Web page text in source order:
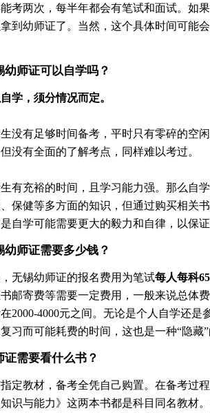
考两次，每半年都会有笔试和面试。如
到幼师证了。当然，这个具体时间可能
幼师证可以自学吗？
学，须分情况而定。
没有足够时间备考，平时只有零碎的空
没有全面的了解考点，同样难以考过。
有充裕的时间，且学习能力强。那么自
保健等多方面的知识，但通过购买相关
自学可能需要更大的毅力和自律，以保
幼师证需要多少钱？
无锡幼师证的报名费用为笔试每人每科
邮寄费等需要一定费用，一般来说总体
2000-4000元之间。无论是个人自学还
习而可能耗费的时间，这也是一种“隐藏”
证需要看什么书？
定教材，备考全凭自己购置。在备考过
识与能力》这两本书都是科目同名教材